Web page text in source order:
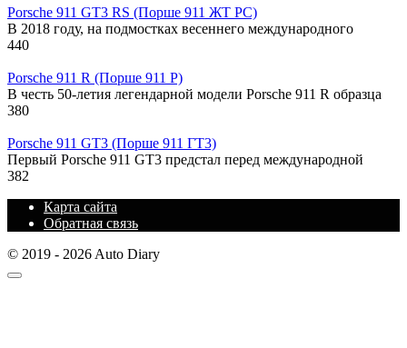
Porsche 911 GT3 RS (Порше 911 ЖТ РС)
В 2018 году, на подмостках весеннего международного
440
Porsche 911 R (Порше 911 Р)
В честь 50-летия легендарной модели Porsche 911 R образца
380
Porsche 911 GT3 (Порше 911 ГТ3)
Первый Porsche 911 GT3 предстал перед международной
382
Карта сайта
Обратная связь
© 2019 - 2026 Auto Diary